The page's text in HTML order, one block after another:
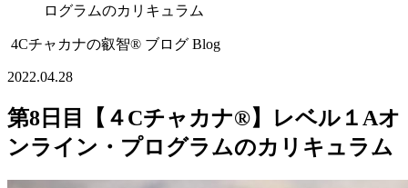
ログラムのカリキュラム
4Cチャカナの叡智® ブログ Blog
2022.04.28
第8日目【４Cチャカナ®】レベル１Aオ
ンライン・プログラムのカリキュラム